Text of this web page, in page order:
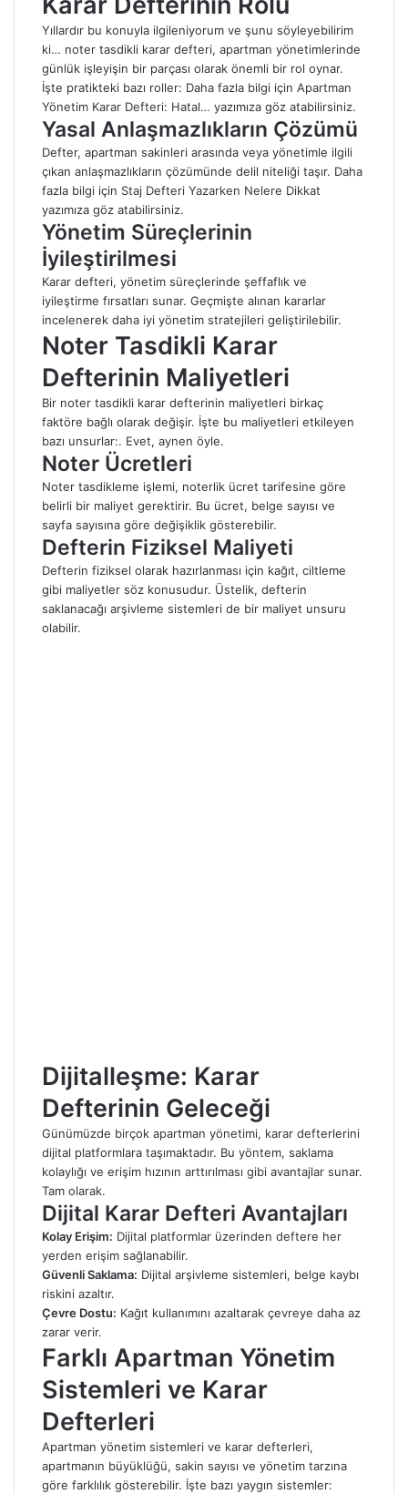
Yıllardır bu konuyla ilgileniyorum ve şunu söyleyebilirim
ki… noter tasdikli karar defteri, apartman yönetimlerinde
günlük işleyişin bir parçası olarak önemli bir rol oynar.
İşte pratikteki bazı roller: Daha fazla bilgi için Apartman
Yönetim Karar Defteri: Hatal… yazımıza göz atabilirsiniz.
Yasal Anlaşmazlıkların Çözümü
Defter, apartman sakinleri arasında veya yönetimle ilgili
çıkan anlaşmazlıkların çözümünde delil niteliği taşır. Daha
fazla bilgi için Staj Defteri Yazarken Nelere Dikkat
yazımıza göz atabilirsiniz.
Yönetim Süreçlerinin
İyileştirilmesi
Karar defteri, yönetim süreçlerinde şeffaflık ve
iyileştirme fırsatları sunar. Geçmişte alınan kararlar
incelenerek daha iyi yönetim stratejileri geliştirilebilir.
Noter Tasdikli Karar
Defterinin Maliyetleri
Bir noter tasdikli karar defterinin maliyetleri birkaç
faktöre bağlı olarak değişir. İşte bu maliyetleri etkileyen
bazı unsurlar:. Evet, aynen öyle.
Noter Ücretleri
Noter tasdikleme işlemi, noterlik ücret tarifesine göre
belirli bir maliyet gerektirir. Bu ücret, belge sayısı ve
sayfa sayısına göre değişiklik gösterebilir.
Defterin Fiziksel Maliyeti
Defterin fiziksel olarak hazırlanması için kağıt, ciltleme
gibi maliyetler söz konusudur. Üstelik, defterin
saklanacağı arşivleme sistemleri de bir maliyet unsuru
olabilir.
Dijitalleşme: Karar
Defterinin Geleceği
Günümüzde birçok apartman yönetimi, karar defterlerini
dijital platformlara taşımaktadır. Bu yöntem, saklama
kolaylığı ve erişim hızının arttırılması gibi avantajlar sunar.
Tam olarak.
Dijital Karar Defteri Avantajları
Kolay Erişim: Dijital platformlar üzerinden deftere her
yerden erişim sağlanabilir.
Güvenli Saklama: Dijital arşivleme sistemleri, belge kaybı
riskini azaltır.
Çevre Dostu: Kağıt kullanımını azaltarak çevreye daha az
zarar verir.
Farklı Apartman Yönetim
Sistemleri ve Karar
Defterleri
Apartman yönetim sistemleri ve karar defterleri,
apartmanın büyüklüğü, sakin sayısı ve yönetim tarzına
göre farklılık gösterebilir. İşte bazı yaygın sistemler: